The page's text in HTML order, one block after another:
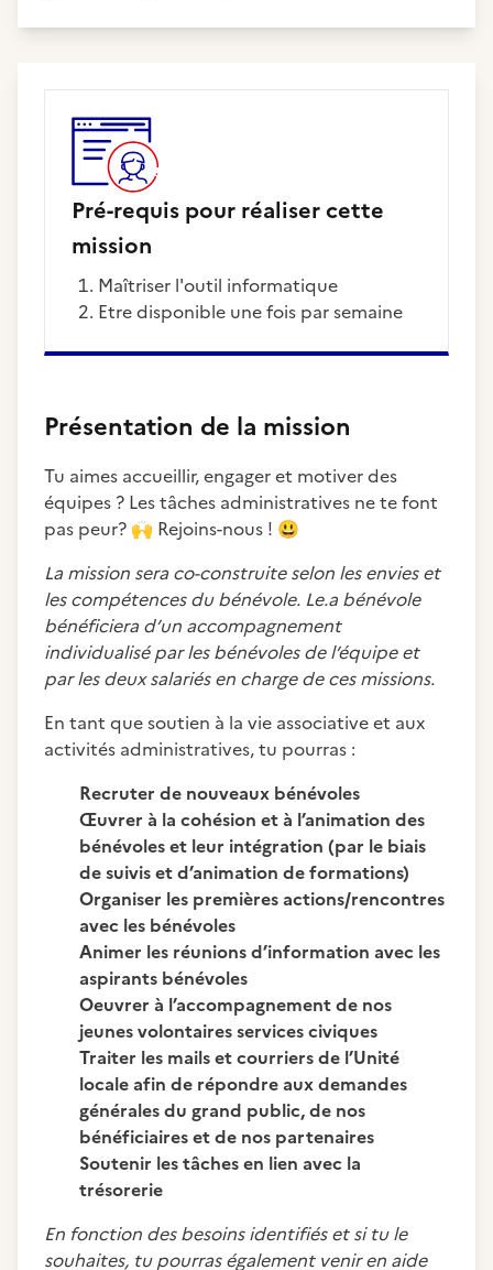
Pré-requis pour réaliser cette
mission
Maîtriser l'outil informatique
Etre disponible une fois par semaine
Présentation de la mission
Tu aimes accueillir, engager et motiver des
équipes ? Les tâches administratives ne te font
pas peur? 🙌 Rejoins-nous ! 😃
La mission sera co-construite selon les envies et
les compétences du bénévole. Le.a bénévole
bénéficiera d’un accompagnement
individualisé par les bénévoles de l’équipe et
par les deux salariés en charge de ces missions.
En tant que soutien à la vie associative et aux
activités administratives, tu pourras :
Recruter de nouveaux bénévoles
Œuvrer à la cohésion et à l’animation des
bénévoles et leur intégration (par le biais
de suivis et d’animation de formations)
Organiser les premières actions/rencontres
avec les bénévoles
Animer les réunions d’information avec les
aspirants bénévoles
Oeuvrer à l’accompagnement de nos
jeunes volontaires services civiques
Traiter les mails et courriers de l’Unité
locale afin de répondre aux demandes
générales du grand public, de nos
bénéficiaires et de nos partenaires
Soutenir les tâches en lien avec la
trésorerie
En fonction des besoins identifiés et si tu le
souhaites, tu pourras également venir en aide